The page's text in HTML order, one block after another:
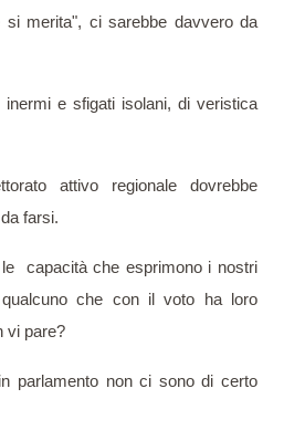
si merita", ci sarebbe davvero da
e sfigati isolani, di veristica
attivo regionale dovrebbe
farsi.
capacità che esprimono i nostri
qualcuno che con il voto ha loro
vi pare?
parlamento non ci sono di certo